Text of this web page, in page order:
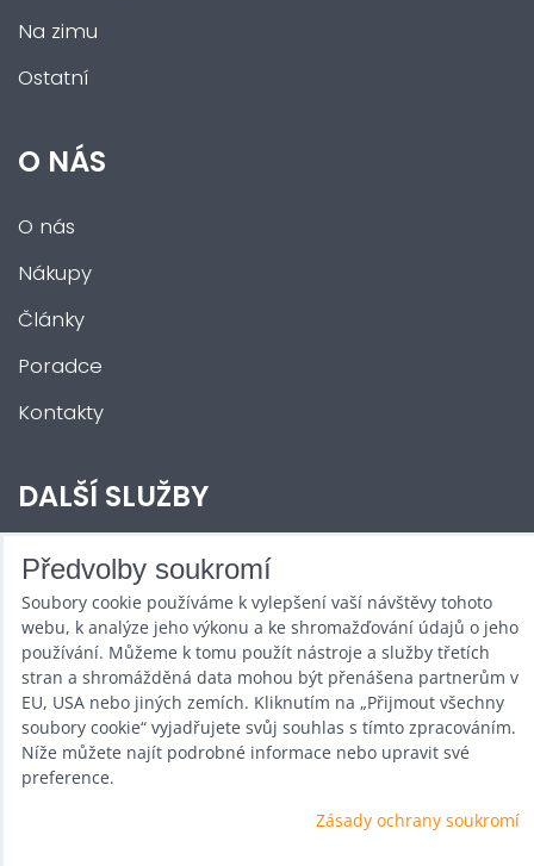
Na zimu
Ostatní
O NÁS
O nás
Nákupy
Články
Poradce
Kontakty
DALŠÍ SLUŽBY
Zábava na Vaši akci
Půjčovna
Promotéři
Kurzy a setkání
Velkoobchod
Nabídka práce
Předvolby soukromí
Soubory cookie používáme k vylepšení vaší návštěvy tohoto
webu, k analýze jeho výkonu a ke shromažďování údajů o jeho
používání. Můžeme k tomu použít nástroje a služby třetích
stran a shromážděná data mohou být přenášena partnerům v
EU, USA nebo jiných zemích. Kliknutím na „Přijmout všechny
soubory cookie“ vyjadřujete svůj souhlas s tímto zpracováním.
Níže můžete najít podrobné informace nebo upravit své
preference.
Zásady ochrany soukromí